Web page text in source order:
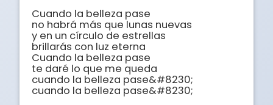
Cuando la belleza pase
no habrá más que lunas nuevas
y en un círculo de estrellas
brillarás con luz eterna
Cuando la belleza pase
te daré lo que me queda
cuando la belleza pase&#8230;
cuando la belleza pase&#8230;